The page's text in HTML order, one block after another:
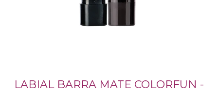
LABIAL BARRA MATE COLORFUN -